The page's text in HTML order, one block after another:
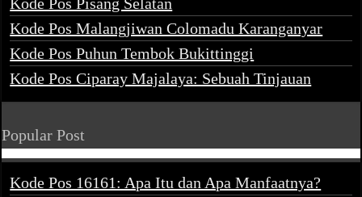
Kode Pos Malangjiwan Colomadu Karanganyar
Kode Pos Puhun Tembok Bukittinggi
Kode Pos Ciparay Majalaya: Sebuah Tinjauan
Popular Post
Kode Pos 16161: Apa Itu dan Apa Manfaatnya?